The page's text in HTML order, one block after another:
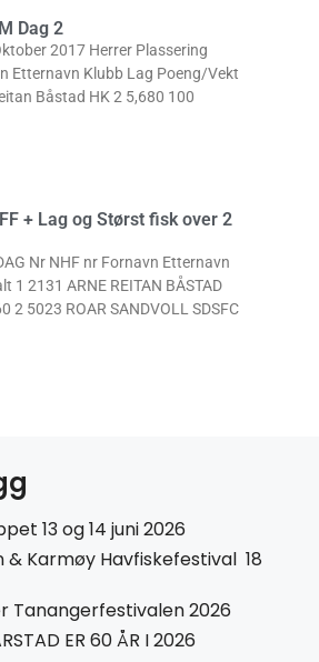
Dag 2
2017 Herrer Plassering
Etternavn Klubb Lag Poeng/Vekt
Båstad HK 2 5,680 100
+ Lag og Størst fisk over 2
Nr NHF nr Fornavn Etternavn
1 2131 ARNE REITAN BÅSTAD
2 5023 ROAR SANDVOLL SDSFC
13 og 14 juni 2026
& Karmøy Havfiskefestival 18
Tanangerfestivalen 2026
ER 60 ÅR I 2026